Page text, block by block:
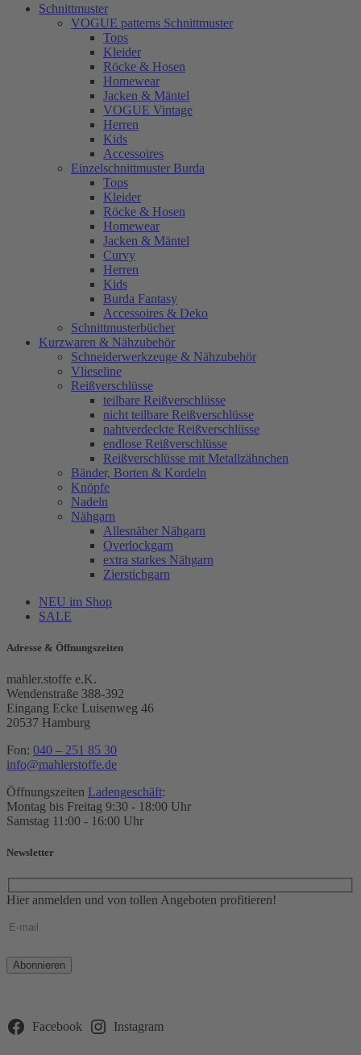
Schnittmuster
VOGUE patterns Schnittmuster
Tops
Kleider
Röcke & Hosen
Homewear
Jacken & Mäntel
VOGUE Vintage
Herren
Kids
Accessoires
Einzelschnittmuster Burda
Tops
Kleider
Röcke & Hosen
Homewear
Jacken & Mäntel
Curvy
Herren
Kids
Burda Fantasy
Accessoires & Deko
Schnittmusterbücher
Kurzwaren & Nähzubehör
Schneiderwerkzeuge & Nähzubehör
Vlieseline
Reißverschlüsse
teilbare Reißverschlüsse
nicht teilbare Reißverschlüsse
nahtverdeckte Reißverschlüsse
endlose Reißverschlüsse
Reißverschlüsse mit Metallzähnchen
Bänder, Borten & Kordeln
Knöpfe
Nadeln
Nähgarn
Allesnäher Nähgarn
Overlockgarn
extra starkes Nähgarn
Zierstichgarn
NEU im Shop
SALE
Adresse & Öffnungszeiten
mahler.stoffe e.K.
Wendenstraße 388-392
Eingang Ecke Luisenweg 46
20537 Hamburg
Fon: 040 – 251 85 30
info@mahlerstoffe.de
Öffnungszeiten Ladengeschäft:
Montag bis Freitag 9:30 - 18:00 Uhr
Samstag 11:00 - 16:00 Uhr
Newsletter
Hier anmelden und von tollen Angeboten profitieren!
Bitte
lasse
leer.
Facebook Instagram